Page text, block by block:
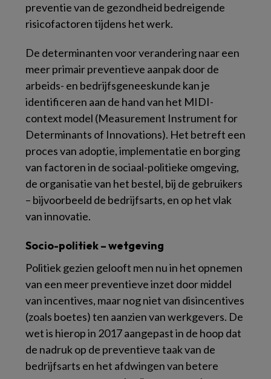
preventie van de gezondheid bedreigende
risicofactoren tijdens het werk.
De determinanten voor verandering naar een
meer primair preventieve aanpak door de
arbeids- en bedrijfsgeneeskunde kan je
identificeren aan de hand van het MIDI-
context model (Measurement Instrument for
Determinants of Innovations). Het betreft een
proces van adoptie, implementatie en borging
van factoren in de sociaal-politieke omgeving,
de organisatie van het bestel, bij de gebruikers
– bijvoorbeeld de bedrijfsarts, en op het vlak
van innovatie.
Socio-politiek – wetgeving
Politiek gezien gelooft men nu in het opnemen
van een meer preventieve inzet door middel
van incentives, maar nog niet van disincentives
(zoals boetes) ten aanzien van werkgevers. De
wet is hierop in 2017 aangepast in de hoop dat
de nadruk op de preventieve taak van de
bedrijfsarts en het afdwingen van betere